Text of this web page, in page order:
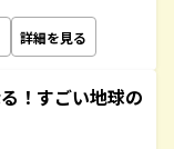
詳細を見る
！すごい地球の